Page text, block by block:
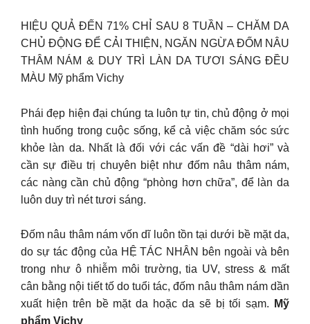
HIỆU QUẢ ĐẾN 71% CHỈ SAU 8 TUẦN – CHĂM DA
CHỦ ĐỘNG ĐỂ CẢI THIỆN, NGĂN NGỪA ĐỐM NÂU
THÂM NÁM & DUY TRÌ LÀN DA TƯƠI SÁNG ĐỀU
MÀU Mỹ phẩm Vichy
Phái đẹp hiện đại chúng ta luôn tự tin, chủ động ở mọi
tình huống trong cuộc sống, kể cả việc chăm sóc sức
khỏe làn da. Nhất là đối với các vấn đề “dài hơi” và
cần sự điều trị chuyên biệt như đốm nâu thâm nám,
các nàng cần chủ động “phòng hơn chữa”, để làn da
luôn duy trì nét tươi sáng.
Đốm nâu thâm nám vốn dĩ luôn tồn tại dưới bề mặt da,
do sự tác động của HỆ TÁC NHÂN bên ngoài và bên
trong như ô nhiễm môi trường, tia UV, stress & mất
cân bằng nội tiết tố do tuổi tác, đốm nâu thâm nám dần
xuất hiện trên bề mặt da hoặc da sẽ bị tối sạm.
Mỹ
phẩm Vichy